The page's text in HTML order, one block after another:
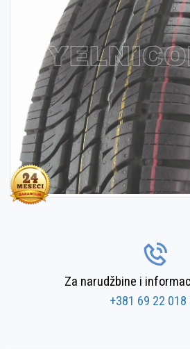
Za narudžbine i
+381 69 22 018